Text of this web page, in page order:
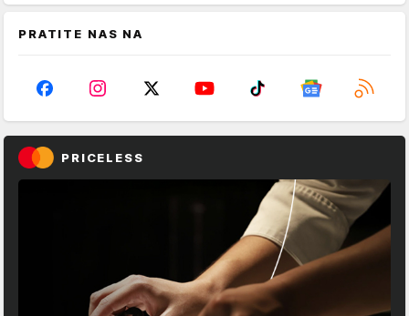
PRATITE NAS NA
PRICELESS